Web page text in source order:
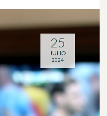
25
JULIO
2024